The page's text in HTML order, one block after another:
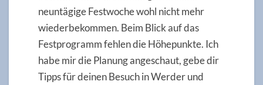
neuntägige Festwoche wohl nicht mehr
wiederbekommen. Beim Blick auf das
Festprogramm fehlen die Höhepunkte. Ich
habe mir die Planung angeschaut, gebe dir
Tipps für deinen Besuch in Werder und